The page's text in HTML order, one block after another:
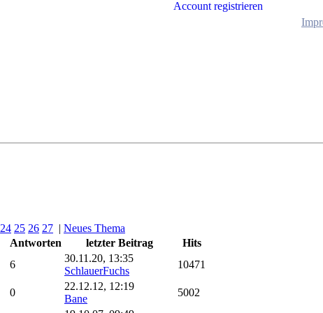
Account registrieren
24 25 26 27 | Neues Thema
Antworten letzter Beitrag
Hits
6
30.11.20, 13:35
SchlauerFuchs
10471
0
22.12.12, 12:19
Bane
5002